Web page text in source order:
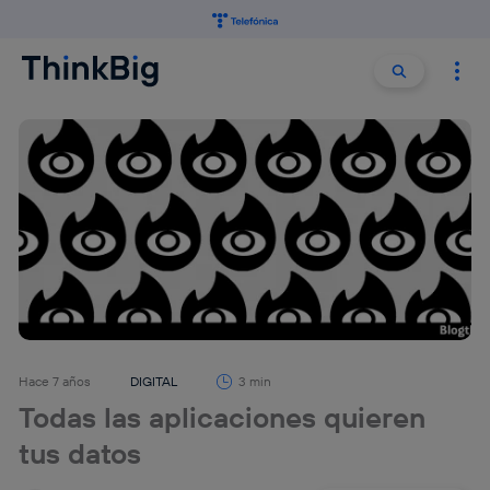
Buscar
Hace 7 años DIGITAL 3 min
Todas las aplicaciones quieren
tus datos